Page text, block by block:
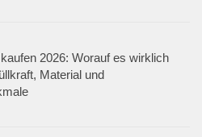
2026: Worauf es wirklich
Material und